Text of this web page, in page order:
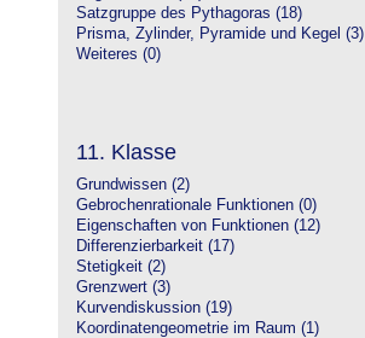
Satzgruppe des Pythagoras (18)
Prisma, Zylinder, Pyramide und Kegel (3)
Weiteres (0)
11. Klasse
Grundwissen (2)
Gebrochenrationale Funktionen (0)
Eigenschaften von Funktionen (12)
Differenzierbarkeit (17)
Stetigkeit (2)
Grenzwert (3)
Kurvendiskussion (19)
Koordinatengeometrie im Raum (1)